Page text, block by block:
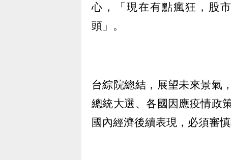
心，「現在有點瘋狂，股
頭」。
台綜院總結，展望未來景氣
總統大選、各國因應疫情政
國內經濟後續表現，必須審